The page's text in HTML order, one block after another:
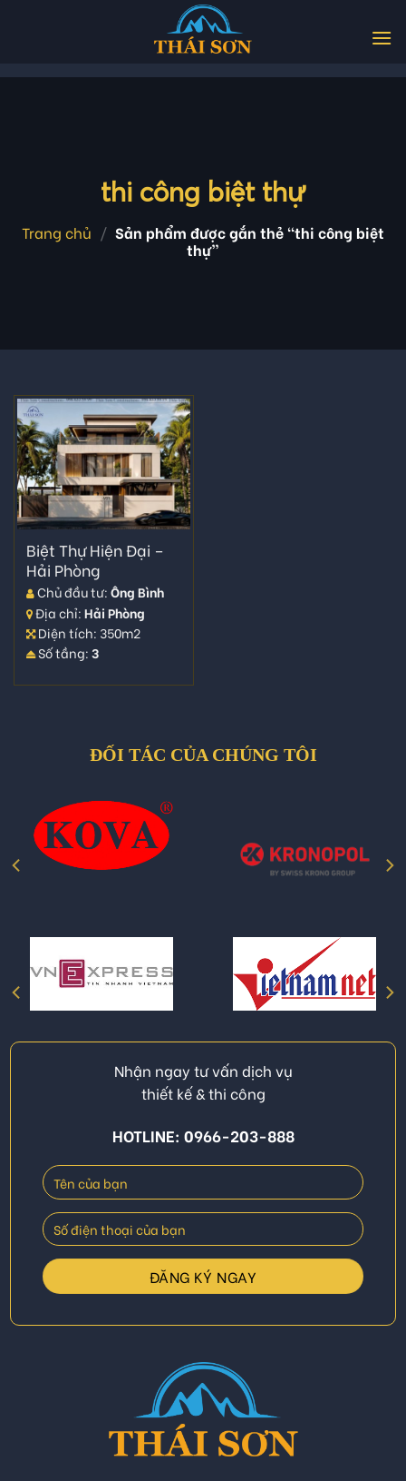
thi công biệt thự
Trang chủ / Sản phẩm được gắn thẻ “thi công biệt
thự”
Biệt Thự Hiện Đại –
Hải Phòng
Chủ đầu tư: Ông Bình
Địa chỉ: Hải Phòng
Diện tích: 350m2
Số tầng: 3
ĐỐI TÁC CỦA CHÚNG TÔI
Nhận ngay tư vấn dịch vụ
thiết kế & thi công
HOTLINE: 0966-203-888